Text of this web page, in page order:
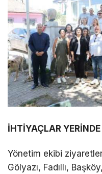
İHTİYAÇLAR
Yönetim ekibi
Gölyazı, Fadıllı,